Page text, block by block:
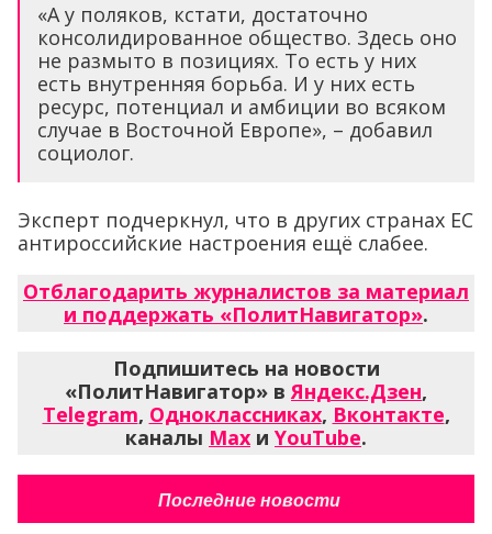
«А у поляков, кстати, достаточно
консолидированное общество. Здесь оно
не размыто в позициях. То есть у них
есть внутренняя борьба. И у них есть
ресурс, потенциал и амбиции во всяком
случае в Восточной Европе», – добавил
социолог.
Эксперт подчеркнул, что в других странах ЕС
антироссийские настроения ещё слабее.
Отблагодарить журналистов за материал
и поддержать «ПолитНавигатор».
Подпишитесь на новости
«ПолитНавигатор» вЯндекс.Дзен,
Telegram, Одноклассниках, Вконтакте,
каналы Max и YouTube.
Последние новости